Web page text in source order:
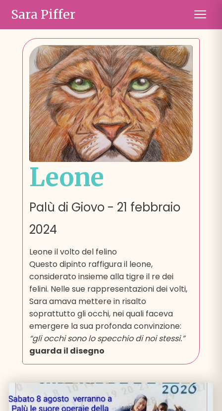
Sara Piffer
Leone
Palù di Giovo - 21 febbraio
2024
Leone il volto del felino
Questo dipinto raffigura il leone,
considerato insieme alla tigre il re dei
felini. Nelle sue rappresentazioni dei volti,
Sara amava mettere in risalto
soprattutto gli occhi, nei quali faceva
emergere la sua profonda convinzione:
“gli occhi sono lo specchio di noi stessi.”
guarda il disegno